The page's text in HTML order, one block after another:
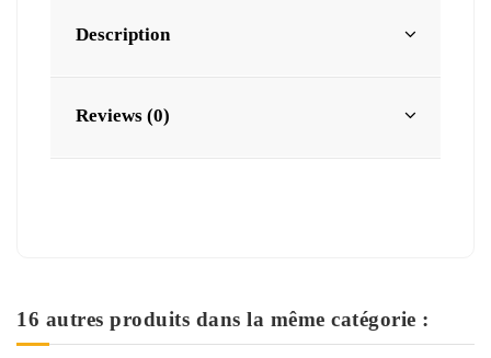
Description
Reviews (0)
16 autres produits dans la même catégorie :